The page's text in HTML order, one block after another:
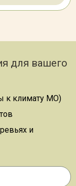
для вашего
к климату МО)
и